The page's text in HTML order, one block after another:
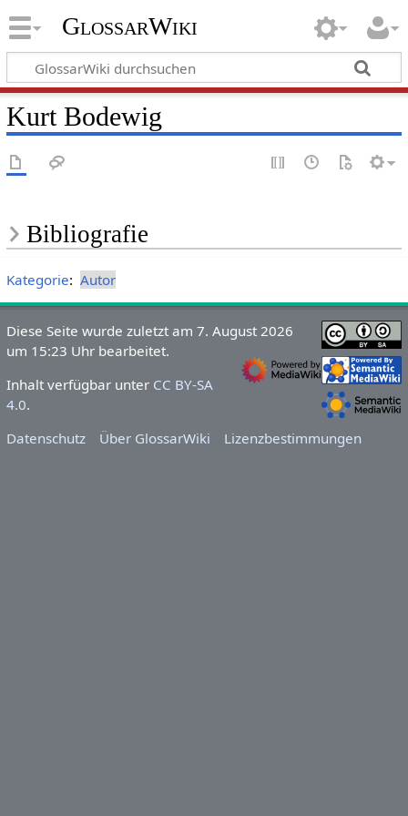
GlossarWiki
Kurt Bodewig
Bibliografie
Kategorie: Autor
Diese Seite wurde zuletzt am 7. August 2026
um 15:23 Uhr bearbeitet.
Inhalt verfügbar unter CC BY-SA
4.0.
Datenschutz
Über GlossarWiki Lizenzbestimmungen